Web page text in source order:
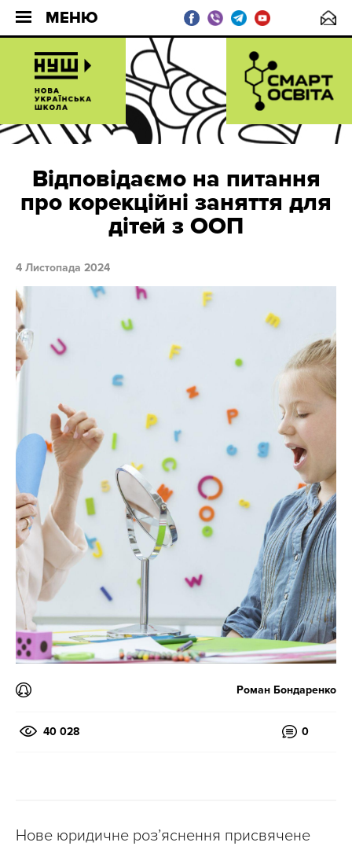
МЕНЮ
Відповідаємо на питання
про корекційні заняття для
дітей з ООП
4 Листопада 2024
Роман Бондаренко
40 028 0
Нове юридичне розʼяснення присвячене